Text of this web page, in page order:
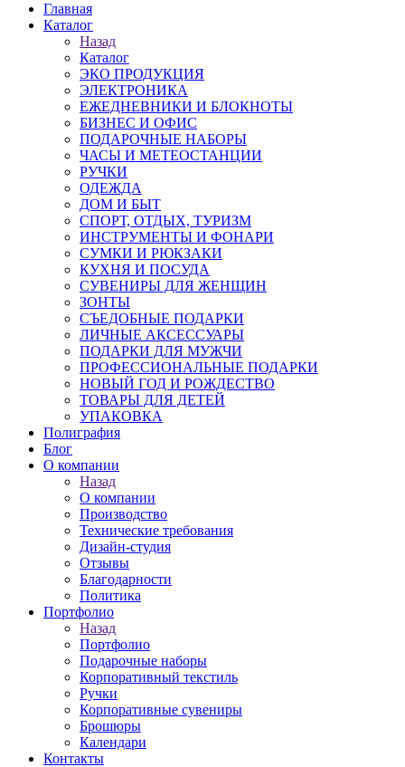
Главная
Каталог
Назад
Каталог
ЭКО ПРОДУКЦИЯ
ЭЛЕКТРОНИКА
ЕЖЕДНЕВНИКИ И БЛОКНОТЫ
БИЗНЕС И ОФИС
ПОДАРОЧНЫЕ НАБОРЫ
ЧАСЫ И МЕТЕОСТАНЦИИ
РУЧКИ
ОДЕЖДА
ДОМ И БЫТ
СПОРТ, ОТДЫХ, ТУРИЗМ
ИНСТРУМЕНТЫ И ФОНАРИ
СУМКИ И РЮКЗАКИ
КУХНЯ И ПОСУДА
СУВЕНИРЫ ДЛЯ ЖЕНЩИН
ЗОНТЫ
СЪЕДОБНЫЕ ПОДАРКИ
ЛИЧНЫЕ АКСЕССУАРЫ
ПОДАРКИ ДЛЯ МУЖЧИ
ПРОФЕССИОНАЛЬНЫЕ ПОДАРКИ
НОВЫЙ ГОД И РОЖДЕСТВО
ТОВАРЫ ДЛЯ ДЕТЕЙ
УПАКОВКА
Полиграфия
Блог
О компании
Назад
О компании
Производство
Технические требования
Дизайн-студия
Отзывы
Благодарности
Политика
Портфолио
Назад
Портфолио
Подарочные наборы
Корпоративный текстиль
Ручки
Корпоративные сувениры
Брошюры
Календари
Контакты